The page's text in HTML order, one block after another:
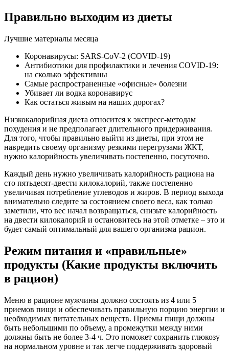
Правильно выходим из диеты
Лучшие материалы месяца
Коронавирусы: SARS-CoV-2 (COVID-19)
Антибиотики для профилактики и лечения COVID-19:
на сколько эффективны
Самые распространенные «офисные» болезни
Убивает ли водка коронавирус
Как остаться живым на наших дорогах?
Низкокалорийная диета относится к экспресс-методам
похудения и не предполагает длительного придерживания.
Для того, чтобы правильно выйти из диеты, при этом не
навредить своему организму резкими перегрузами ЖКТ,
нужно калорийность увеличивать постепенно, посуточно.
Каждый день нужно увеличивать калорийность рациона на
сто пятьдесят-двести килокалорий, также постепенно
увеличивая потребление углеводов и жиров. В период выхода
внимательно следите за состоянием своего веса, как только
заметили, что вес начал возвращаться, снизьте калорийность
на двести килокалорий и остановитесь на этой отметке – это и
будет самый оптимальный для вашего организма рацион.
Режим питания и «правильные»
продукты (Какие продукты включить
в рацион)
Меню в рационе мужчины должно состоять из 4 или 5
приемов пищи и обеспечивать правильную порцию энергии и
необходимых питательных веществ. Приемы пищи должны
быть небольшими по объему, а промежутки между ними
должны быть не более 3-4 ч. Это поможет сохранить глюкозу
на нормальном уровне и так легче поддерживать здоровый